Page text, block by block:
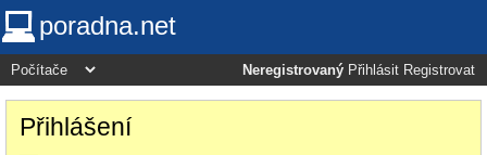
poradna.net
Neregistrovaný Přihlásit Registrovat
Přihlášení